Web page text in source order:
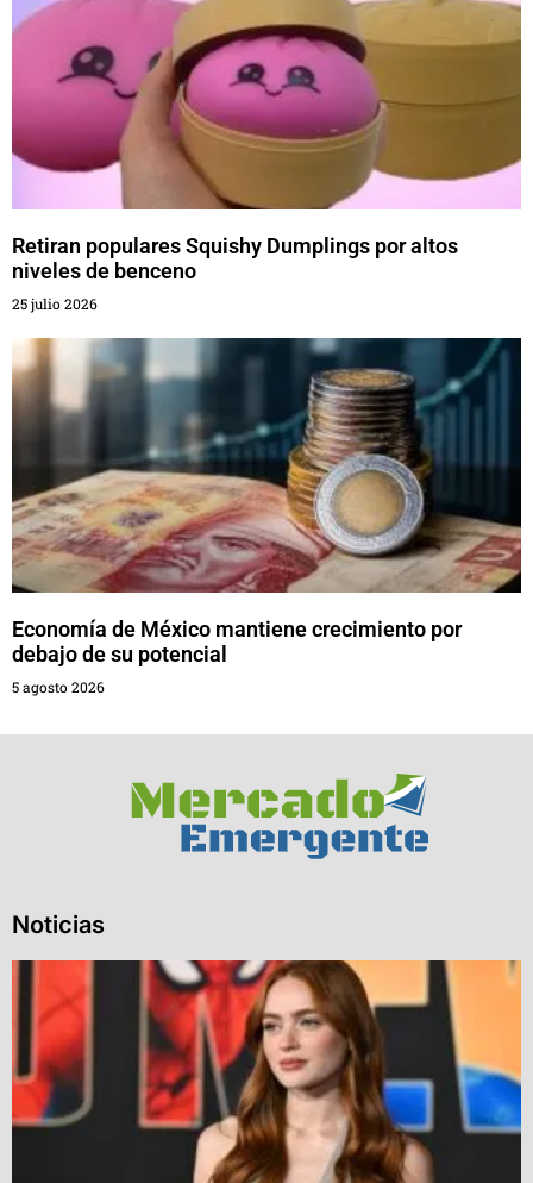
Retiran populares Squishy Dumplings por altos
niveles de benceno
25 julio 2026
Economía de México mantiene crecimiento por
debajo de su potencial
5 agosto 2026
Noticias